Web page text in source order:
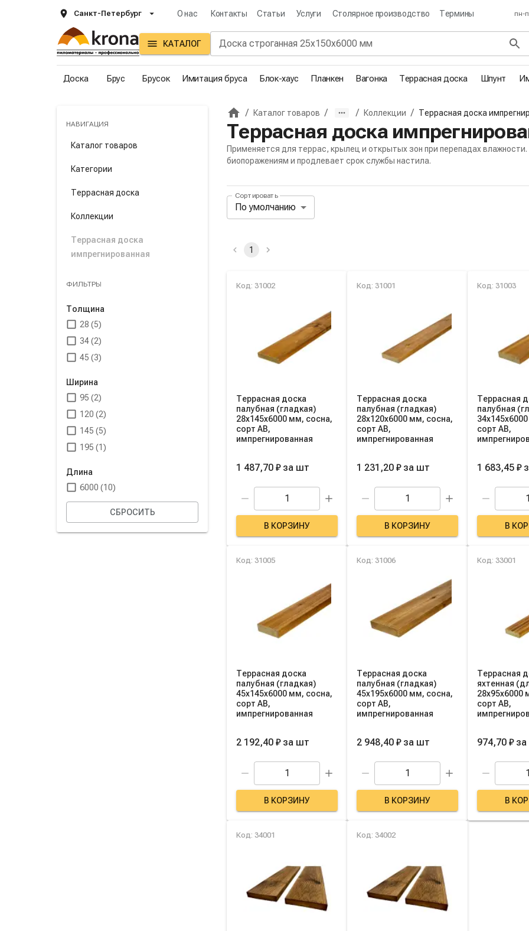
Санкт-Петербург О нас Контакты Статьи Услуги Столярное производство Термины пн-
КАТАЛОГ
Доска Брус Брусок Имитация бруса Блок-хаус Планкен Вагонка Террасная доска Шпунт
НАВИГАЦИЯ
Каталог товаров
Категории
Террасная доска
Коллекции
Террасная доска
импрегнированная
ФИЛЬТРЫ
Толщина
28 (5)
34 (2)
45 (3)
Ширина
95 (2)
120 (2)
145 (5)
195 (1)
Длина
6000 (10)
СБРОСИТЬ
Главная
/ Каталог товаров / / Коллекции / Террасная доска
Террасная доска
Применяется для террас, крылец и открытых зон при перепадах
биопоражениям и продлевает срок службы настила.
Панель сортировки и отображения
Сортировать
По умолчанию
1
Список товаров категории
Код: 31002
Террасная доска
палубная (гладкая)
28х145х6000 мм, сосна,
сорт AB,
импрегнированная
1 487,70 ₽ за шт
В КОРЗИНУ
Код: 31001
Террасная доска
палубная (гладкая)
28х120х6000 мм, сосна,
сорт AB,
импрегнированная
1 231,20 ₽ за шт
В КОРЗИНУ
Код: 31003
Террасная
палубная
сорт AB,
1 683,45 ₽
В
Код: 31005
Террасная доска
палубная (гладкая)
45х145х6000 мм, сосна,
сорт AB,
импрегнированная
2 192,40 ₽ за шт
В КОРЗИНУ
Код: 31006
Террасная доска
палубная (гладкая)
45х195х6000 мм, сосна,
сорт AB,
импрегнированная
2 948,40 ₽ за шт
В КОРЗИНУ
Код: 33001
Террасная
яхтенная
28х95х6000
сорт AB,
974,70 ₽ за
В
Код: 34001 Код: 34002